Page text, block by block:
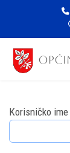
Korisničko ime